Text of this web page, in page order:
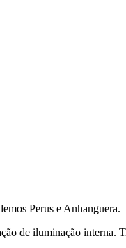
Perus e Anhanguera.
de iluminação